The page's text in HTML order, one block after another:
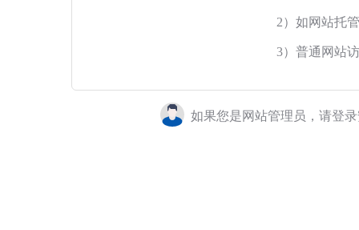
2）如网站托
3）普通网站
如果您是网站管理员，请登